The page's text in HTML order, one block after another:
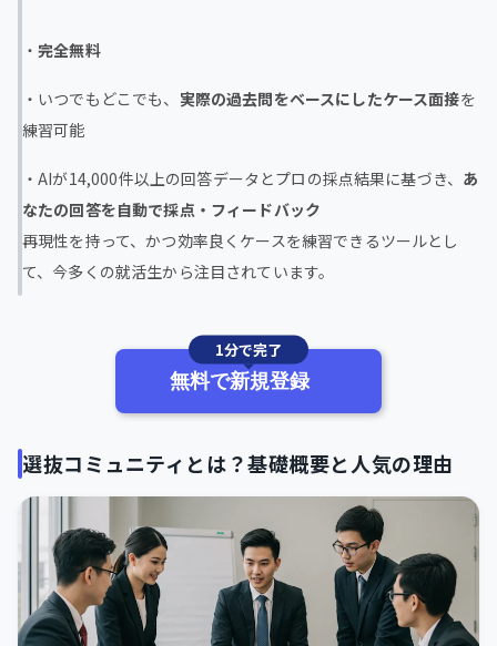
・完全無料
・いつでもどこでも、 実際の過去問をベースにしたケース面接を
練習可能
・AIが14,000件以上の回答データとプロの採点結果に基づき、 あ
なたの回答を自動で採点・フィードバック
再現性を持って、かつ効率良くケースを練習できるツールとし
て、今多くの就活生から注目されています。
1分で完了
無料で新規登録
選抜コミュニティとは？基礎概要と人気の理由